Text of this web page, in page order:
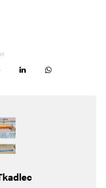
webovou stránku pro budoucí